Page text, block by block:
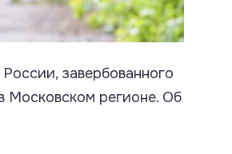
завербованного
Московском регионе. Об